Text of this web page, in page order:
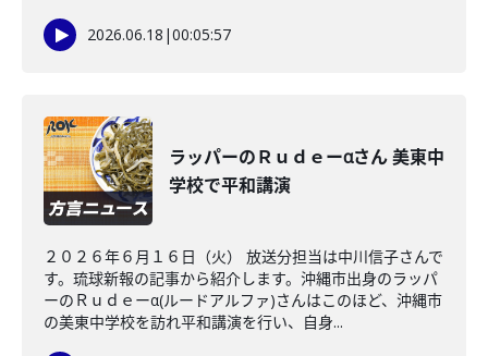
2026.06.18 |00:05:57
ラッパーのＲｕｄｅーαさん 美東中
学校で平和講演
２０２６年６月１６日（火） 放送分担当は中川信子さんで
す。琉球新報の記事から紹介します。沖縄市出身のラッパ
ーのＲｕｄｅーα(ルードアルファ)さんはこのほど、沖縄市
の美東中学校を訪れ平和講演を行い、自身...